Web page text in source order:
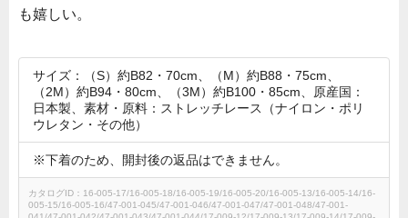
も嬉しい。
サイズ：（S）約B82・70cm、（M）約B88・75cm、
（2M）約B94・80cm、（3M）約B100・85cm、原産国：
日本製、素材・原料：ストレッチレース（ナイロン・ポリ
ウレタン・その他）
※下着のため、開封後の返品はできません。
カタログID：16-005-17/16-005-18/16-005-19/16-005-20/16-005-13/16-005-14/16-
005-15/16-005-16/47-001-045/47-001-046/47-001-047/47-001-048/47-001-